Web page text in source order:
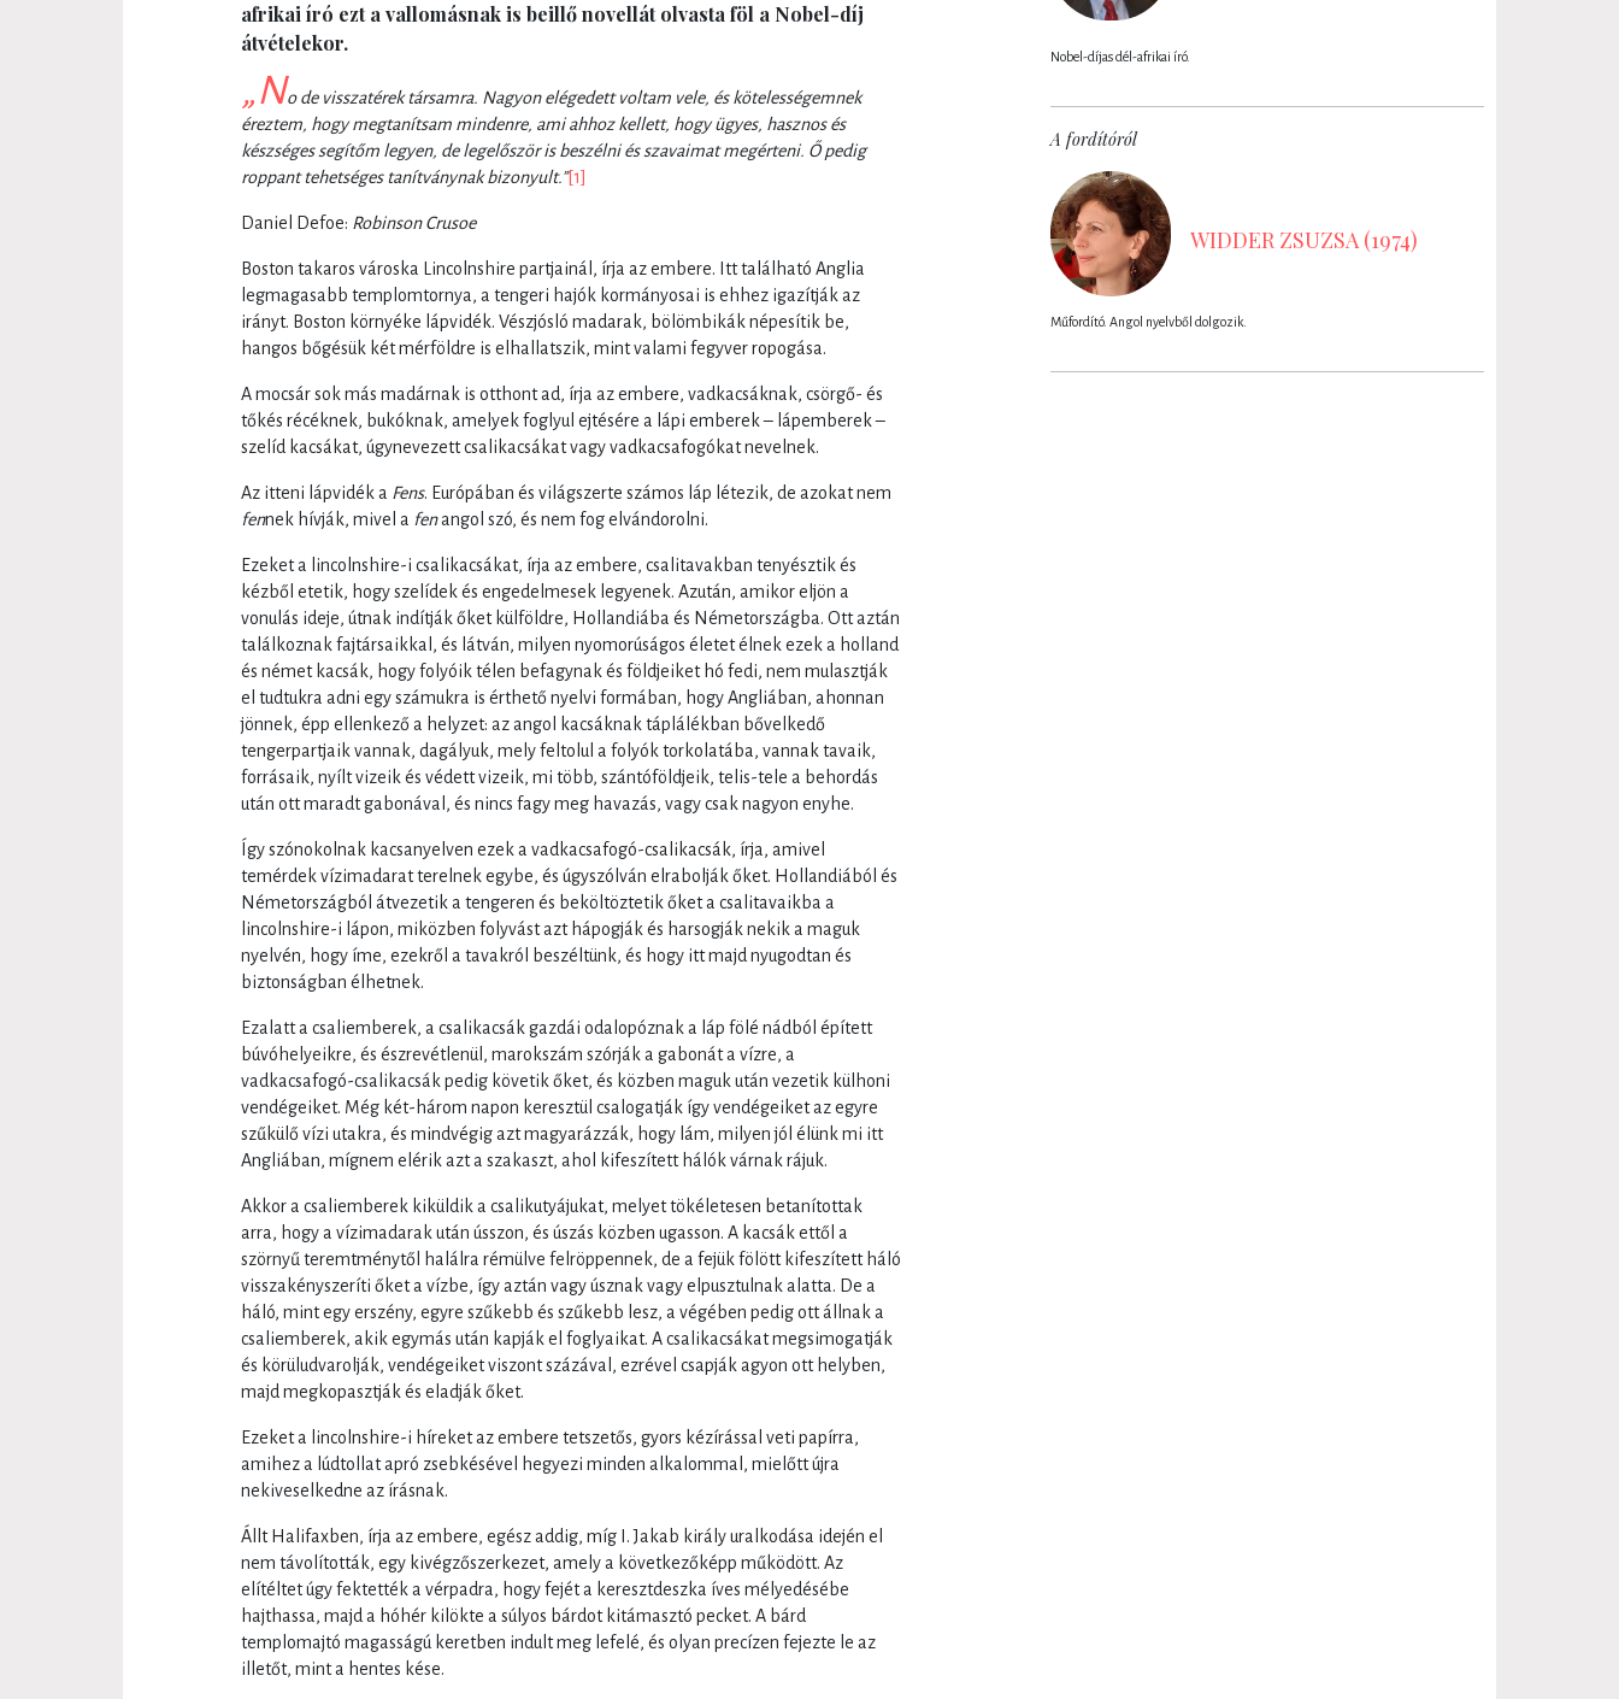
afrikai író ezt a vallomásnak is beillő novellát olvasta föl a Nobel-díj
átvételekor.
„No de visszatérek társamra. Nagyon elégedett voltam vele, és kötelességemnek
éreztem, hogy megtanítsam mindenre, ami ahhoz kellett, hogy ügyes, hasznos és
készséges segítőm legyen, de legelőször is beszélni és szavaimat megérteni. Ő pedig
roppant tehetséges tanítványnak bizonyult.”[1]
Daniel Defoe: Robinson Crusoe
Boston takaros városka Lincolnshire partjainál, írja az embere. Itt található Anglia
legmagasabb templomtornya, a tengeri hajók kormányosai is ehhez igazítják az
irányt. Boston környéke lápvidék. Vészjósló madarak, bölömbikák népesítik be,
hangos bőgésük két mérföldre is elhallatszik, mint valami fegyver ropogása.
A mocsár sok más madárnak is otthont ad, írja az embere, vadkacsáknak, csörgő- és
tőkés récéknek, bukóknak, amelyek foglyul ejtésére a lápi emberek – lápemberek –
szelíd kacsákat, úgynevezett csalikacsákat vagy vadkacsafogókat nevelnek.
Az itteni lápvidék a Fens. Európában és világszerte számos láp létezik, de azokat nem
fennek hívják, mivel a fenangol szó, és nem fog elvándorolni.
Ezeket a lincolnshire-i csalikacsákat, írja az embere, csalitavakban tenyésztik és
kézből etetik, hogy szelídek és engedelmesek legyenek. Azután, amikor eljön a
vonulás ideje, útnak indítják őket külföldre, Hollandiába és Németországba. Ott aztán
találkoznak fajtársaikkal, és látván, milyen nyomorúságos életet élnek ezek a holland
és német kacsák, hogy folyóik télen befagynak és földjeiket hó fedi, nem mulasztják
el tudtukra adni egy számukra is érthető nyelvi formában, hogy Angliában, ahonnan
jönnek, épp ellenkező a helyzet: az angol kacsáknak táplálékban bővelkedő
tengerpartjaik vannak, dagályuk, mely feltolul a folyók torkolatába, vannak tavaik,
forrásaik, nyílt vizeik és védett vizeik, mi több, szántóföldjeik, telis-tele a behordás
után ott maradt gabonával, és nincs fagy meg havazás, vagy csak nagyon enyhe.
Így szónokolnak kacsanyelven ezek a vadkacsafogó-csalikacsák, írja, amivel
temérdek vízimadarat terelnek egybe, és úgyszólván elrabolják őket. Hollandiából és
Németországból átvezetik a tengeren és beköltöztetik őket a csalitavaikba a
lincolnshire-i lápon, miközben folyvást azt hápogják és harsogják nekik a maguk
nyelvén, hogy íme, ezekről a tavakról beszéltünk, és hogy itt majd nyugodtan és
biztonságban élhetnek.
Ezalatt a csaliemberek, a csalikacsák gazdái odalopóznak a láp fölé nádból épített
búvóhelyeikre, és észrevétlenül, marokszám szórják a gabonát a vízre, a
vadkacsafogó-csalikacsák pedig követik őket, és közben maguk után vezetik külhoni
vendégeiket. Még két-három napon keresztül csalogatják így vendégeiket az egyre
szűkülő vízi utakra, és mindvégig azt magyarázzák, hogy lám, milyen jól élünk mi itt
Angliában, mígnem elérik azt a szakaszt, ahol kifeszített hálók várnak rájuk.
Akkor a csaliemberek kiküldik a csalikutyájukat, melyet tökéletesen betanítottak
arra, hogy a vízimadarak után ússzon, és úszás közben ugasson. A kacsák ettől a
szörnyű teremtménytől halálra rémülve felröppennek, de a fejük fölött kifeszített háló
visszakényszeríti őket a vízbe, így aztán vagy úsznak vagy elpusztulnak alatta. De a
háló, mint egy erszény, egyre szűkebb és szűkebb lesz, a végében pedig ott állnak a
csaliemberek, akik egymás után kapják el foglyaikat. A csalikacsákat megsimogatják
és körüludvarolják, vendégeiket viszont százával, ezrével csapják agyon ott helyben,
majd megkopasztják és eladják őket.
Ezeket a lincolnshire-i híreket az embere tetszetős, gyors kézírással veti papírra,
amihez a lúdtollat apró zsebkésével hegyezi minden alkalommal, mielőtt újra
nekiveselkedne az írásnak.
Állt Halifaxben, írja az embere, egész addig, míg I. Jakab király uralkodása idején el
nem távolították, egy kivégzőszerkezet, amely a következőképp működött. Az
elítéltet úgy fektették a vérpadra, hogy fejét a keresztdeszka íves mélyedésébe
hajthassa, majd a hóhér kilökte a súlyos bárdot kitámasztó pecket. A bárd
templomajtó magasságú keretben indult meg lefelé, és olyan precízen fejezte le az
illetőt, mint a hentes kése.
Nobel-díjas dél-afrikai író.
A fordítóról
WIDDER ZSUZSA (1974)
Műfordító. Angol nyelvből dolgozik.